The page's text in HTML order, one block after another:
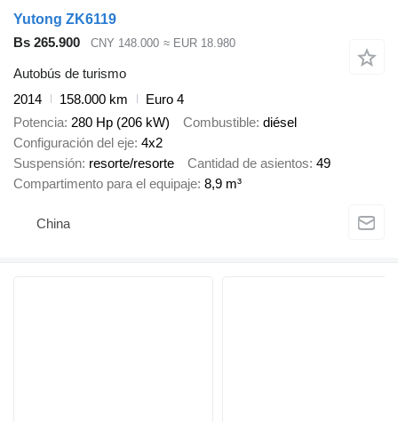
Yutong ZK6119
Bs 265.900
CNY 148.000 ≈ EUR 18.980
Autobús de turismo
2014
158.000 km
Euro 4
Potencia 280 Hp (206 kW) Combustible diésel
Configuración del eje 4x2
Suspensión resorte/resorte Cantidad de asientos 49
Compartimento para el equipaje 8,9 m³
China